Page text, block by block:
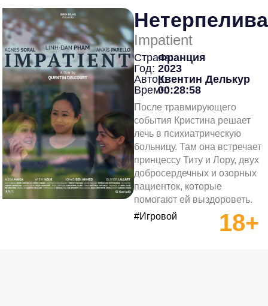
Impatient
Страна:Франция
Год: 2023
Автор:Квентин Делькур
Время:00:28:58
После травмирующего
события Кристина решает
лечь в психиатрическую
больницу. Там она встречает
принцессу Титу и Лору, двух
добросердечных и озорных
пациенток, которые
помогают ей выздороветь.
#Игровой
18+